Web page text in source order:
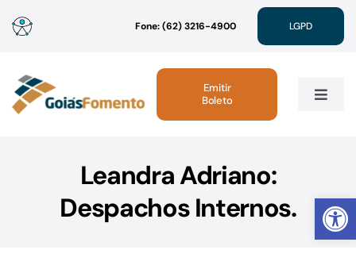
Abrir
para
conteúdo
Fone: (62) 3216-4900 LGPD
Toggle
Linhas de Crédito
Emitir
Boleto
Leandra Adriano:
Despachos Internos.